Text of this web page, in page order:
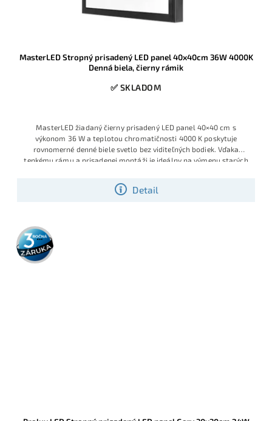
MasterLED Stropný prisadený LED panel 40x40cm 36W 4000K
Denná biela, čierny rámik
✅ SKLADOM
Detail
MasterLED žiadaný čierny prisadený LED panel 40×40 cm s
výkonom 36 W a teplotou chromatičnosti 4000 K poskytuje
rovnomerné denné biele svetlo bez viditeľných bodiek. Vďaka
tenkému rámu a prisadenej montáži je ideálny na výmenu starých
miestnostiach alebo moderných obytných priestoroch.
3 roky
záruka